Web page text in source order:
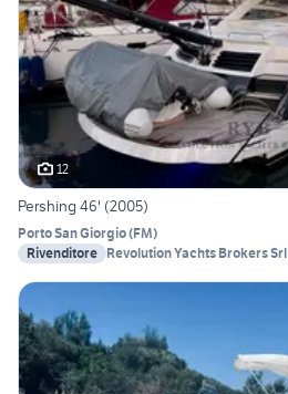
12
Pershing 46' (2005)
Porto San Giorgio(FM)
Rivenditore Revolution Yachts Brokers Srl